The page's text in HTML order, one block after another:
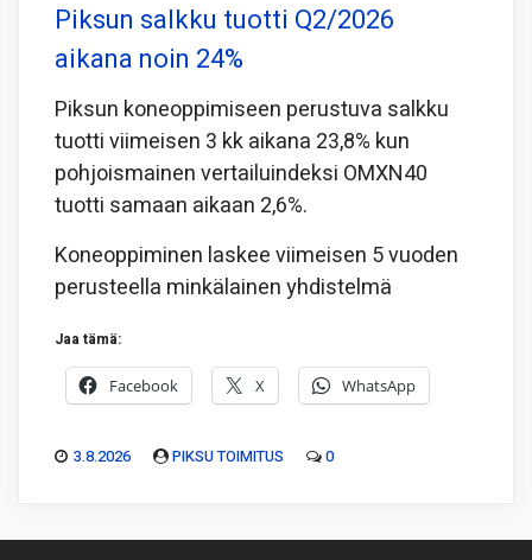
Piksun salkku tuotti Q2/2026
aikana noin 24%
Piksun koneoppimiseen perustuva salkku
tuotti viimeisen 3 kk aikana 23,8% kun
pohjoismainen vertailuindeksi OMXN40
tuotti samaan aikaan 2,6%.
Koneoppiminen laskee viimeisen 5 vuoden
perusteella minkälainen yhdistelmä
Jaa tämä:
Facebook X WhatsApp
3.8.2026 PIKSU TOIMITUS 0